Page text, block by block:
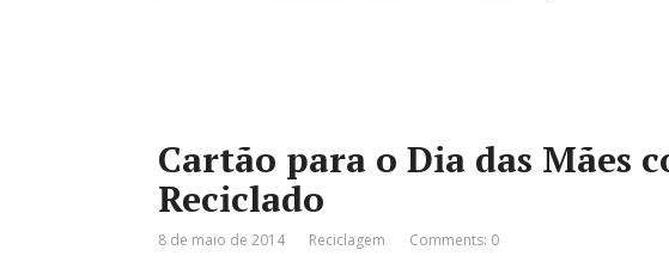
Cartão para o Dia das Mães
Reciclado
8 de maio de 2014 Reciclagem Comments: 0